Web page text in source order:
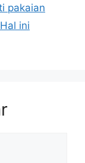
pakaian
ini